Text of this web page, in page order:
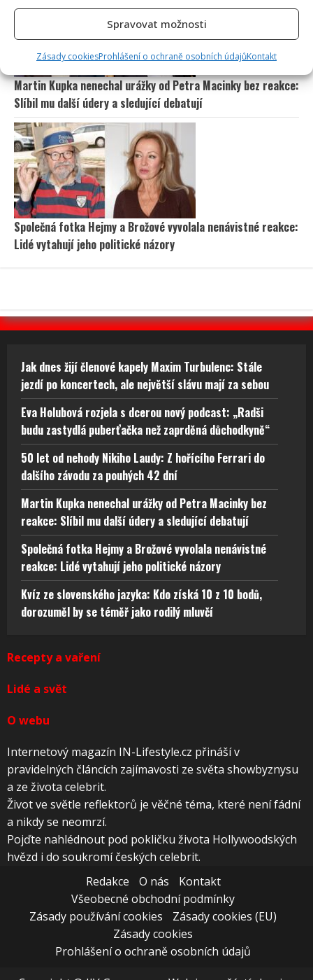
Spravovat možnosti
Zásady cookiesProhlášení o ochraně osobních údajůKontakt
Martin Kupka nenechal urážky od Petra Macinky bez reakce:
Slíbil mu další údery a sledující debatují
Společná fotka Hejmy a Brožové vyvolala nenávistné reakce:
Lidé vytahují jeho politické názory
Jak dnes žijí členové kapely Maxim Turbulenc: Stále
jezdí po koncertech, ale největší slávu mají za sebou
Eva Holubová rozjela s dcerou nový podcast: „Radši
budu zastydlá puberťačka než zaprděná důchodkyně“
50 let od nehody Nikiho Laudy: Z hořícího Ferrari do
dalšího závodu za pouhých 42 dní
Martin Kupka nenechal urážky od Petra Macinky bez
reakce: Slíbil mu další údery a sledující debatují
Společná fotka Hejmy a Brožové vyvolala nenávistné
reakce: Lidé vytahují jeho politické názory
Kvíz ze slovenského jazyka: Kdo získá 10 z 10 bodů,
dorozuměl by se téměř jako rodilý mluvčí
Recepty a vaření
Lidé a svět
O webu
Internetový magazín IN-Lifestyle.cz přináší v
pravidelných článcích zajímavosti ze světa showbyznysu
a ze života celebrit.
Život ve světle reflektorů je věčné téma, které není fádní
a nikdy se neomrzí.
Pojďte nahlédnout pod pokličku života Hollywoodských
hvězd i do soukromí českých celebrit.
Redakce
O nás
Kontakt
Všeobecné obchodní podmínky
Zásady používání cookies
Zásady cookies (EU)
Zásady cookies
Prohlášení o ochraně osobních údajů